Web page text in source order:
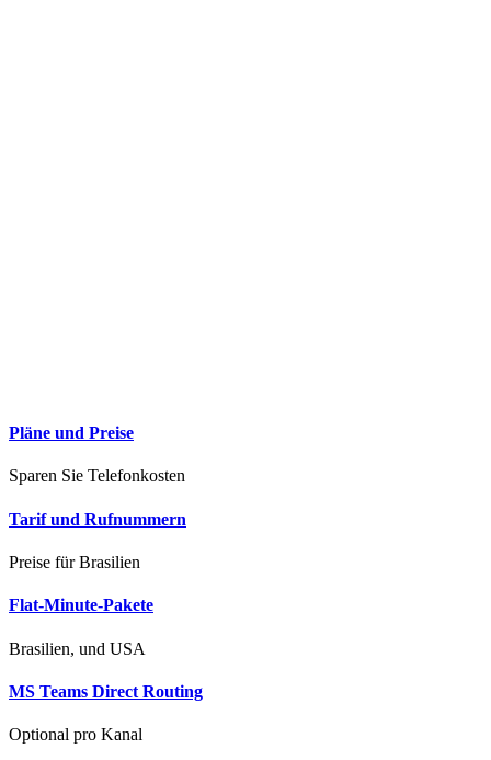
Pläne und Preise
Sparen Sie Telefonkosten
Tarif und Rufnummern
Preise für Brasilien
Flat-Minute-Pakete
Brasilien, und USA
MS Teams Direct Routing
Optional pro Kanal